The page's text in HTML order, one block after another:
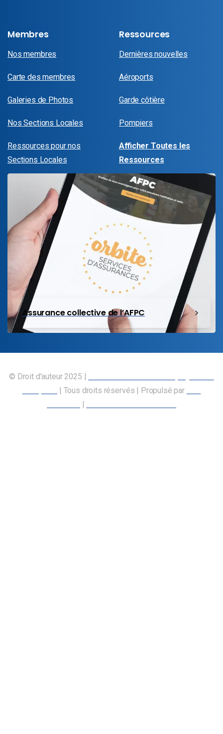
Membres
Nos membres
Carte des membres
Galeries de Photos
Nos Sections Locales
Ressources pour nos
Sections Locales
Ressources
Dernières nouvelles
Aéroports
Garde côtière
Pompiers
Afficher Toutes les
Ressources
Assurance collective de l’AFPC
© Droit d’auteur 2025 |
| Tous droits réservés | Propulsé par